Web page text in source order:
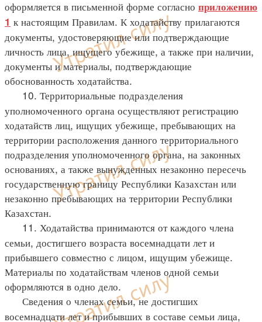
оформляется в письменной форме согласно приложению
1 к настоящим Правилам. К ходатайству прилагаются
документы, удостоверяющие или подтверждающие
личность лица, ищущего убежище, а также при наличии,
документы и материалы, подтверждающие
обоснованность ходатайства.
10. Территориальные подразделения
уполномоченного органа осуществляют регистрацию
ходатайств лиц, ищущих убежище, пребывающих на
территории расположения данного территориального
подразделения уполномоченного органа, на законных
основаниях, а также вынужденных незаконно пересечь
государственную границу Республики Казахстан или
незаконно пребывающих на территории Республики
Казахстан.
11. Ходатайства принимаются от каждого члена
семьи, достигшего возраста восемнадцати лет и
прибывшего совместно с лицом, ищущим убежище.
Материалы по ходатайствам членов одной семьи
оформляются в одно дело.
Сведения о членах семьи, не достигших
восемнадцати лет и прибывших в составе семьи лица,